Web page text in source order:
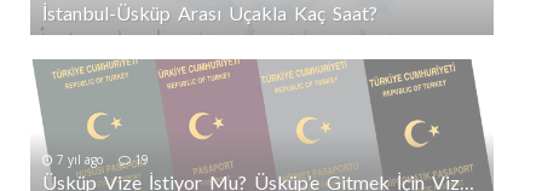
İstanbul-Üsküp Arası Uçakla Kaç Saat?
7 yıl ago 19
Üsküp Vize İstiyor Mu? Üsküp’e Gitmek İçin Vize Gerekli Mi?